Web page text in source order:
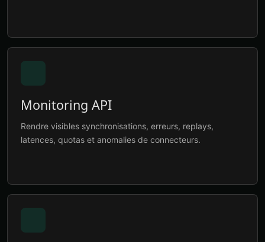
Monitoring API
Rendre visibles synchronisations, erreurs, replays,
latences, quotas et anomalies de connecteurs.